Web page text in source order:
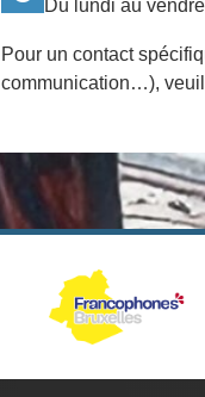
Du lundi au
Pour un contact
communication…),